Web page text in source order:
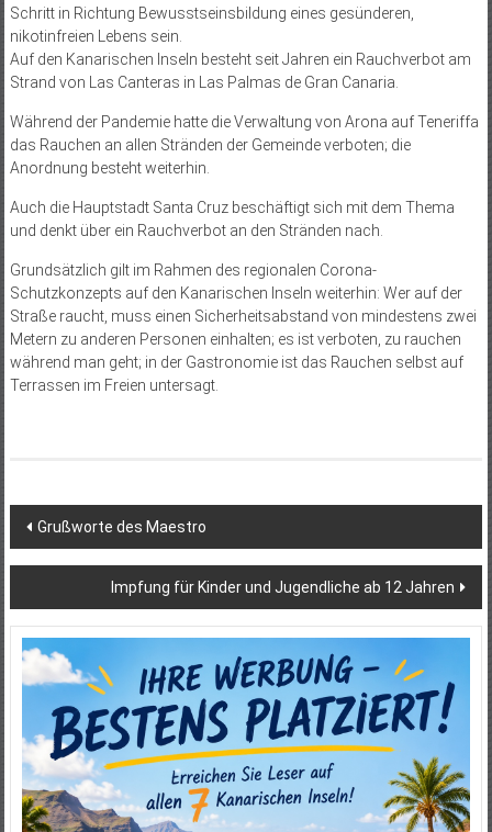
Schritt in Richtung Bewusstseinsbildung eines gesünderen,
nikotinfreien Lebens sein.
Auf den Kanarischen Inseln besteht seit Jahren ein Rauchverbot am
Strand von Las Canteras in Las Palmas de Gran Canaria.
Während der Pandemie hatte die Verwaltung von Arona auf Teneriffa
das Rauchen an allen Stränden der Gemeinde verboten; die
Anordnung besteht weiterhin.
Auch die Hauptstadt Santa Cruz beschäftigt sich mit dem Thema
und denkt über ein Rauchverbot an den Stränden nach.
Grundsätzlich gilt im Rahmen des regionalen Corona-
Schutzkonzepts auf den Kanarischen Inseln weiterhin: Wer auf der
Straße raucht, muss einen Sicherheitsabstand von mindestens zwei
Metern zu anderen Personen einhalten; es ist verboten, zu rauchen
während man geht; in der Gastronomie ist das Rauchen selbst auf
Terrassen im Freien untersagt.
Beitragsnavigation
Grußworte des Maestro
Impfung für Kinder und Jugendliche ab 12 Jahren